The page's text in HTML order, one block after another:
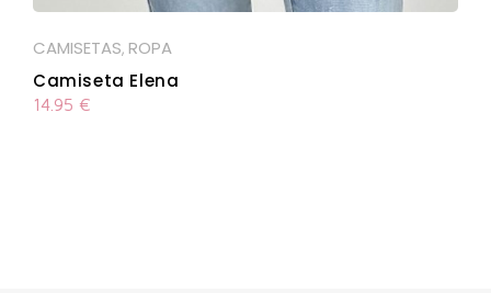
CAMISETAS, ROPA
Camiseta Elena
14.95 €